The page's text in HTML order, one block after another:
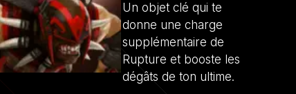
Un objet clé qui te
donne une charge
supplémentaire de
Rupture et booste les
dégâts de ton ultime.